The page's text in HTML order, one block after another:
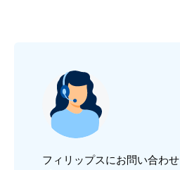
フィリップスにお問い合わせ